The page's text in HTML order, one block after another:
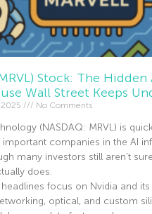
Stock: The Hidden
Wall Street Keeps
2025 No Comments
(NASDAQ: MRVL) is
companies in the AI
many investors still aren’t
does.
focus on Nvidia and its
optical, and custom